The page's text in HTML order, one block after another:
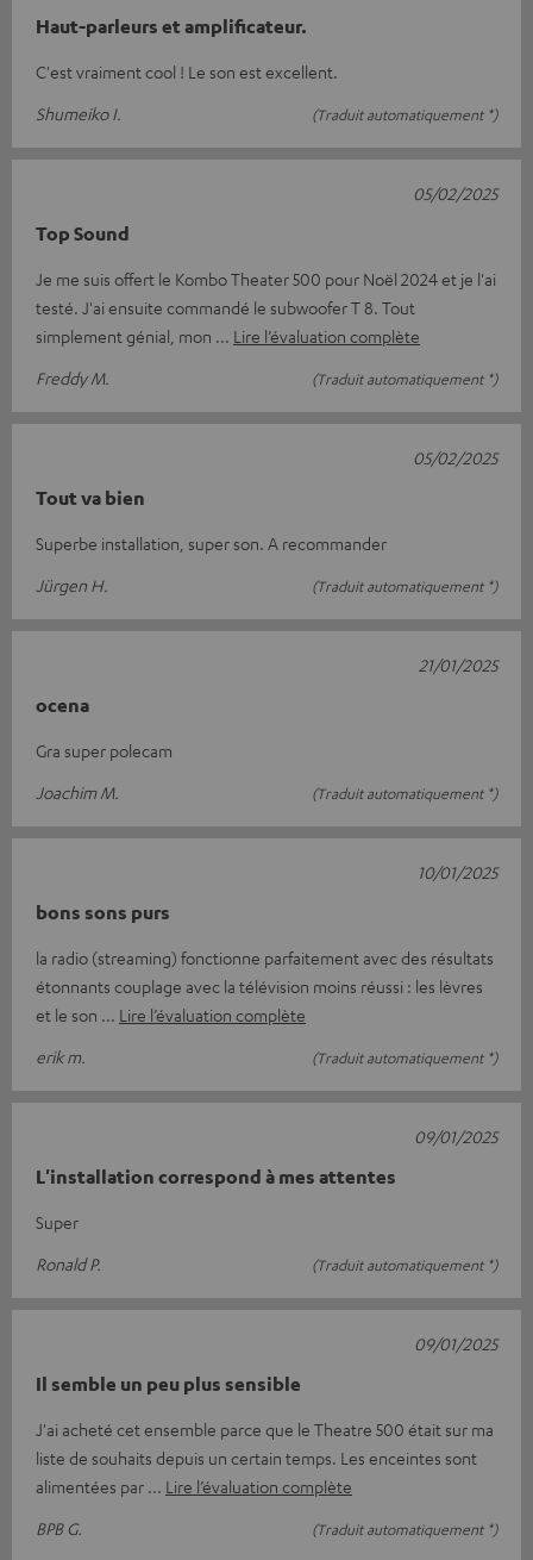
Haut-parleurs et amplificateur.
C'est vraiment cool ! Le son est excellent.
Shumeiko I.
(Traduit automatiquement *)
Top Sound
Je me suis offert le Kombo Theater 500 pour Noël 2024 et je l'ai
testé. J'ai ensuite commandé le subwoofer T 8. Tout
simplement génial, mon
Lire l’évaluation complète
Freddy M.
(Traduit automatiquement *)
05/02/2025
Tout va bien
Superbe installation, super son. A recommander
Jürgen H.
(Traduit automatiquement *)
05/02/2025
ocena
Gra super polecam
Joachim M.
(Traduit automatiquement *)
21/01/2025
bons sons purs
la radio (streaming) fonctionne parfaitement avec des résultats
étonnants couplage avec la télévision moins réussi : les lèvres
et le son
Lire l’évaluation complète
erik m.
(Traduit automatiquement *)
10/01/2025
L'installation correspond à mes attentes
Super
Ronald P.
(Traduit automatiquement *)
09/01/2025
Il semble un peu plus sensible
J'ai acheté cet ensemble parce que le Theatre 500 était sur ma
liste de souhaits depuis un certain temps. Les enceintes sont
alimentées par
Lire l’évaluation complète
BPB G.
(Traduit automatiquement *)
09/01/2025